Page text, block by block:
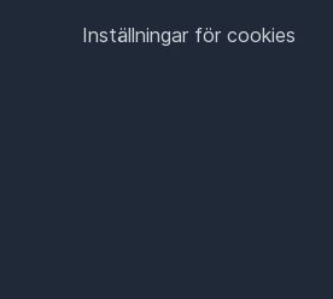
Inställningar för cookies